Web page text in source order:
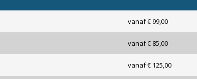
vanaf € 99,00
vanaf € 85,00
vanaf € 125,00